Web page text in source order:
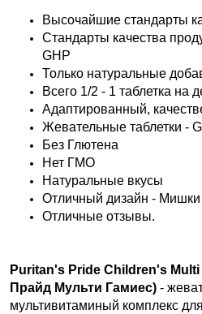
Высочайшие стандарты
Стандарты качества
GHP
Только натуральные
Всего 1/2 - 1 таблетка на
Адаптированный,
Жевательные таблетки -
Без Глютена
Нет ГМО
Натуральные вкусы
Отличный дизайн -
Отличные отзывы.
Puritan's Pride Children's
Прайд Мульти Гамиес) -
мультивитаминый комплекс